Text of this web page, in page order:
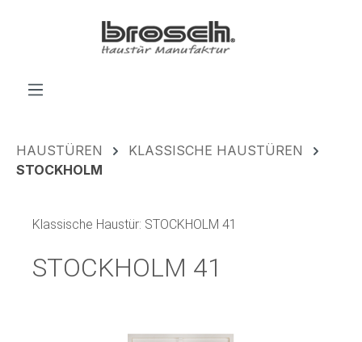
HAUSTÜREN
KLASSISCHE HAUSTÜREN
STOCKHOLM
Klassische Haustür: STOCKHOLM 41
STOCKHOLM 41
Bildergalerie überspringen